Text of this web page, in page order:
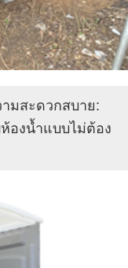
มสะดวกสบาย:
องน้ำแบบไม่ต้อง